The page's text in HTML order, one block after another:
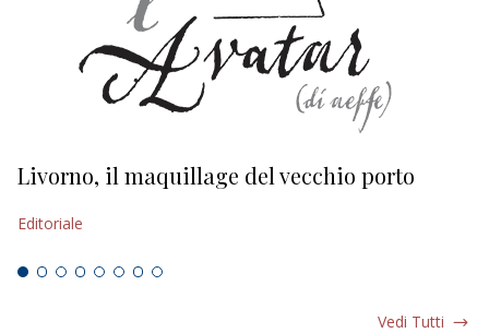
Livorno, il maquillage del vecchio porto
Editoriale
Vedi Tutti